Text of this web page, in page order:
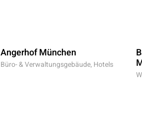
Angerhof München
Büro- & Verwaltungsgebäude, Hotels